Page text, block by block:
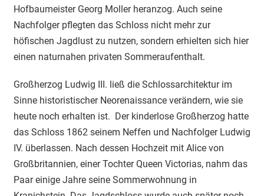
Hofbaumeister Georg Moller heranzog. Auch seine
Nachfolger pflegten das Schloss nicht mehr zur
höfischen Jagdlust zu nutzen, sondern erhielten sich hier
einen naturnahen privaten Sommeraufenthalt.
Großherzog Ludwig III. ließ die Schlossarchitektur im
Sinne historistischer Neorenaissance verändern, wie sie
heute noch erhalten ist. Der kinderlose Großherzog hatte
das Schloss 1862 seinem Neffen und Nachfolger Ludwig
IV. überlassen. Nach dessen Hochzeit mit Alice von
Großbritannien, einer Tochter Queen Victorias, nahm das
Paar einige Jahre seine Sommerwohnung in